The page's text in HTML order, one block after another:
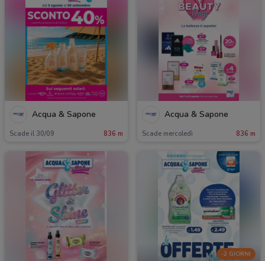
Acqua & Sapone
Scade il 30/09 836 m
Acqua & Sapone
Scade mercoledì 836 m
-2 GIORNI